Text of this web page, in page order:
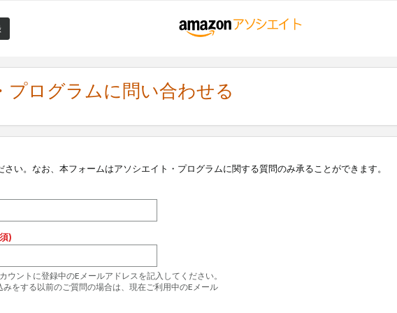
プログラムに問い合わせる
い。なお、本フォームはアソシエイト・プログラムに関する質問のみ承ることができます。
)
ントに登録中のEメールアドレスを記入してください。
をする以前のご質問の場合は、現在ご利用中のEメール